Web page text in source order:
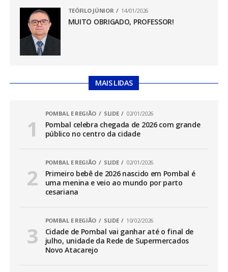
TEÓFILO JÚNIOR 14/01/2026
MUITO OBRIGADO, PROFESSOR!
MAIS LIDAS
POMBAL E REGIÃO SLIDE 02/01/2026
Pombal celebra chegada de 2026 com grande
público no centro da cidade
POMBAL E REGIÃO SLIDE 02/01/2026
Primeiro bebê de 2026 nascido em Pombal é
uma menina e veio ao mundo por parto
cesariana
POMBAL E REGIÃO SLIDE 10/02/2026
Cidade de Pombal vai ganhar até o final de
julho, unidade da Rede de Supermercados
Novo Atacarejo